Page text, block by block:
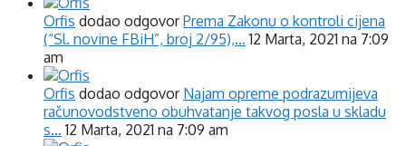
Orfis dodao odgovorPrema Zakonu o kontroli cijena
(“Sl. novine FBiH”, broj 2/95),… 12 Marta, 2021 na 7:09
am
Orfis dodao odgovor Najam opreme podrazumijeva
računovodstveno obuhvatanje takvog posla u skladu
s… 12 Marta, 2021 na 7:09 am